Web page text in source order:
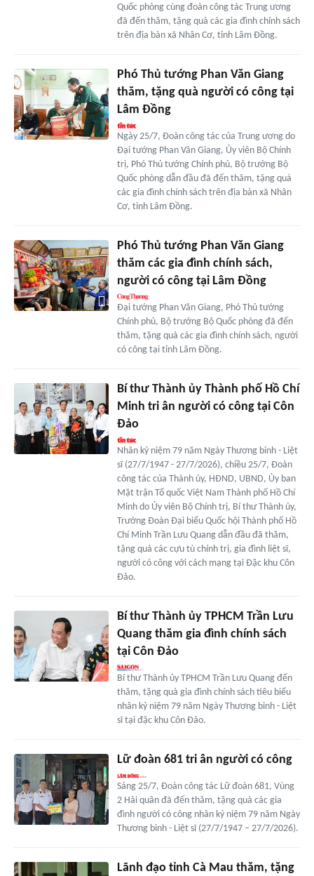
Quốc phòng cùng đoàn công tác Trung ương
đã đến thăm, tặng quà các gia đình chính sách
trên địa bàn xã Nhân Cơ, tỉnh Lâm Đồng.
Phó Thủ tướng Phan Văn Giang
thăm, tặng quà người có công tại
Lâm Đồng
Ngày 25/7, Đoàn công tác của Trung ương do
Đại tướng Phan Văn Giang, Ủy viên Bộ Chính
trị, Phó Thủ tướng Chính phủ, Bộ trưởng Bộ
Quốc phòng dẫn đầu đã đến thăm, tặng quà
các gia đình chính sách trên địa bàn xã Nhân
Cơ, tỉnh Lâm Đồng.
Phó Thủ tướng Phan Văn Giang
thăm các gia đình chính sách,
người có công tại Lâm Đồng
Đại tướng Phan Văn Giang, Phó Thủ tướng
Chính phủ, Bộ trưởng Bộ Quốc phòng đã đến
thăm, tặng quà các gia đình chính sách, người
có công tại tỉnh Lâm Đồng.
Bí thư Thành ủy Thành phố Hồ Chí
Minh tri ân người có công tại Côn
Đảo
Nhân kỷ niệm 79 năm Ngày Thương binh - Liệt
sĩ (27/7/1947 - 27/7/2026), chiều 25/7, Đoàn
công tác của Thành ủy, HĐND, UBND, Ủy ban
Mặt trận Tổ quốc Việt Nam Thành phố Hồ Chí
Minh do Ủy viên Bộ Chính trị, Bí thư Thành ủy,
Trưởng Đoàn Đại biểu Quốc hội Thành phố Hồ
Chí Minh Trần Lưu Quang dẫn đầu đã thăm,
tặng quà các cựu tù chính trị, gia đình liệt sĩ,
người có công với cách mạng tại Đặc khu Côn
Đảo.
Bí thư Thành ủy TPHCM Trần Lưu
Quang thăm gia đình chính sách
tại Côn Đảo
Bí thư Thành ủy TPHCM Trần Lưu Quang đến
thăm, tặng quà gia đình chính sách tiêu biểu
nhân kỷ niệm 79 năm Ngày Thương binh - Liệt
sĩ tại đặc khu Côn Đảo.
Lữ đoàn 681 tri ân người có công
Sáng 25/7, Đoàn công tác Lữ đoàn 681, Vùng
2 Hải quân đã đến thăm, tặng quà các gia
đình người có công nhân kỷ niệm 79 năm Ngày
Thương binh - Liệt sĩ (27/7/1947 – 27/7/2026).
Lãnh đạo tỉnh Cà Mau thăm, tặng